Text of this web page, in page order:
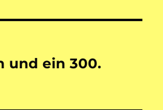
und ein 300.